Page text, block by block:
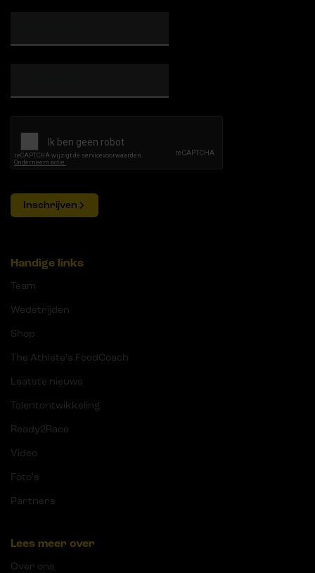
Inschrijven
Handige links
Team
Wedstrijden
Shop
The Athlete's FoodCoach
Laatste nieuws
Talentontwikkeling
Ready2Race
Video
Foto's
Partners
Lees meer over
Over ons